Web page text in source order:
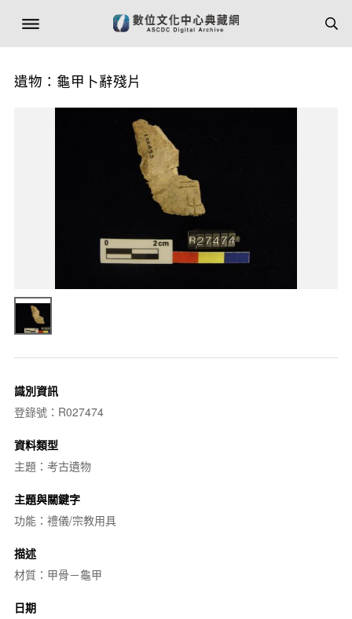
遺物：龜甲卜辭殘片
識別資訊
登錄號：R027474
資料類型
主題：考古遺物
主題與關鍵字
功能：禮儀/宗教用具
描述
材質：甲骨－龜甲
日期